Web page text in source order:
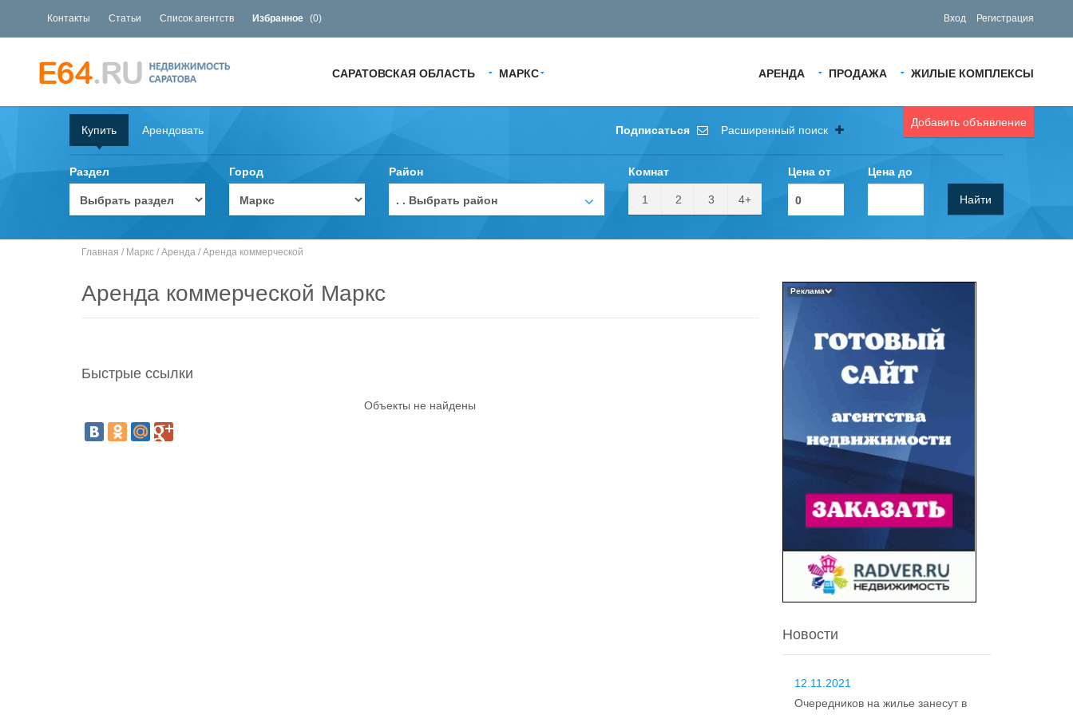
Контакты Статьи Список агентств Избранное (0) Вход Регистрация
АРЕНДА ПРОДАЖА ЖИЛЫЕ КОМПЛЕКСЫ
САРАТОВСКАЯ ОБЛАСТЬ МАРКС
Добавить объявление
Купить Арендовать Подписаться Расширенный поиск
Раздел Город Район
. . Выбрать район
Комнат
1 2 3 4+
Цена от Цена до
Найти
Главная / Маркс / Аренда / Аренда коммерческой
Аренда коммерческой Маркс
Быстрые ссылки
Объекты не найдены
Реклама
Новости
12.11.2021
Очередников на жилье занесут в